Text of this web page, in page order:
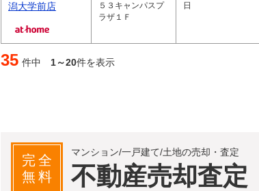
潟大学前店
５３キャンパスプ
ラザ１Ｆ
日
35 件中 1～20件を表示
完全
無料
マンション/一戸建て/土地の売却・査定
不動産売却査定